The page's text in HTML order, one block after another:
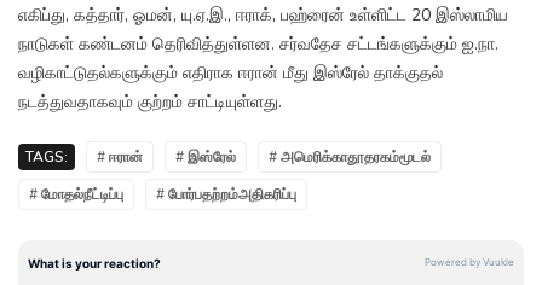
எகிப்து, கத்தார், ஓமன், யு.ஏ.இ., ஈராக், பஹ்ரைன் உள்ளிட்ட 20 இஸ்லாமிய
நாடுகள் கண்டனம் தெரிவித்துள்ளன. சர்வதேச சட்டங்களுக்கும் ஐ.நா.
வழிகாட்டுதல்களுக்கும் எதிராக ஈரான் மீது இஸ்ரேல் தாக்குதல்
நடத்துவதாகவும் குற்றம் சாட்டியுள்ளது.
TAGS: # ஈரான் # இஸ்ரேல்
# அமெரிக்காதூதரகம்மூடல்
# மோதல்நீட்டிப்பு
# போர்பதற்றம்அதிகரிப்பு